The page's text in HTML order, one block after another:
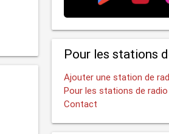
Pour les stations
Ajouter une station de
Pour les stations de radio
Contact